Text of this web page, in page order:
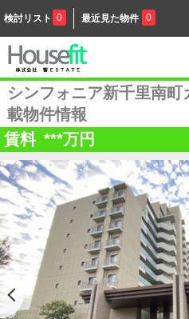
検討リスト 0 最近見た物件 0
シンフォニア新千里南
載物件情報
賃料 ***万円